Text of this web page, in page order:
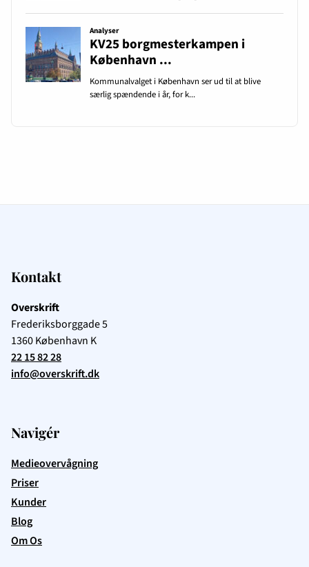
Kontakt
Overskrift
Frederiksborggade 5
1360København K
22 15 82 28
info@overskrift.dk
Navigér
Medieovervågning
Priser
Kunder
Blog
Om Os